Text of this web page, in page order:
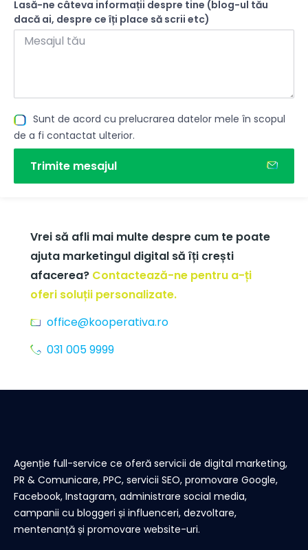
Lasă-ne câteva informații despre tine (blog-ul tău
dacă ai, despre ce îți place să scrii etc)
Sunt de acord cu prelucrarea datelor mele în scopul
de a fi contactat ulterior.
Trimite mesajul
Vrei să afli mai multe despre cum te poate
ajuta marketingul digital să îți crești
afacerea? Contactează-ne pentru a-ți
oferi soluții personalizate.
office@kooperativa.ro
031 005 9999
Agenție full-service ce oferă servicii de digital marketing,
PR & Comunicare, PPC, servicii SEO, promovare Google,
Facebook, Instagram, administrare social media,
campanii cu bloggeri și influenceri, dezvoltare,
mentenanță și promovare website-uri.